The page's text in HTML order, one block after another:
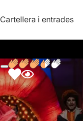
Cartellera i entrades
Fotos i vídeos